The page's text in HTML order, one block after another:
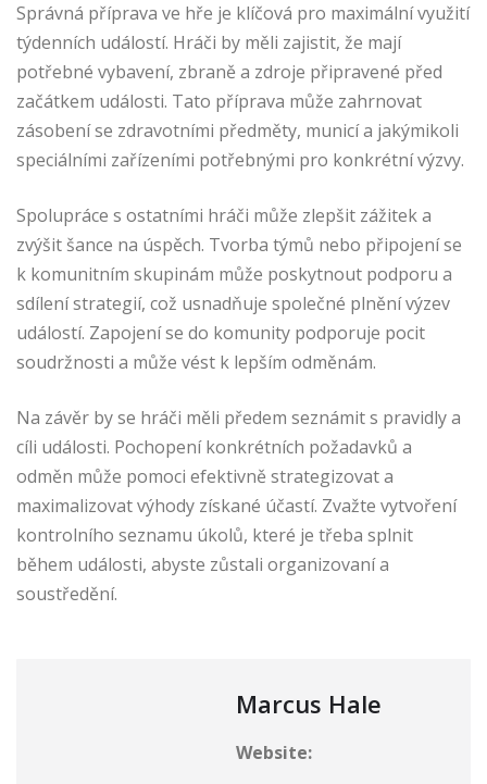
Správná příprava ve hře je klíčová pro maximální využití
týdenních událostí. Hráči by měli zajistit, že mají
potřebné vybavení, zbraně a zdroje připravené před
začátkem události. Tato příprava může zahrnovat
zásobení se zdravotními předměty, municí a jakýmikoli
speciálními zařízeními potřebnými pro konkrétní výzvy.
Spolupráce s ostatními hráči může zlepšit zážitek a
zvýšit šance na úspěch. Tvorba týmů nebo připojení se
k komunitním skupinám může poskytnout podporu a
sdílení strategií, což usnadňuje společné plnění výzev
událostí. Zapojení se do komunity podporuje pocit
soudržnosti a může vést k lepším odměnám.
Na závěr by se hráči měli předem seznámit s pravidly a
cíli události. Pochopení konkrétních požadavků a
odměn může pomoci efektivně strategizovat a
maximalizovat výhody získané účastí. Zvažte vytvoření
kontrolního seznamu úkolů, které je třeba splnit
během události, abyste zůstali organizovaní a
soustředění.
Marcus Hale
Website: